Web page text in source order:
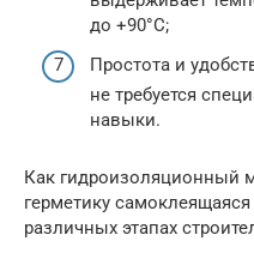
до +90°С;
Простота и
не требуется
навыки.
Как гидроизоляционный
герметику
различных этапах